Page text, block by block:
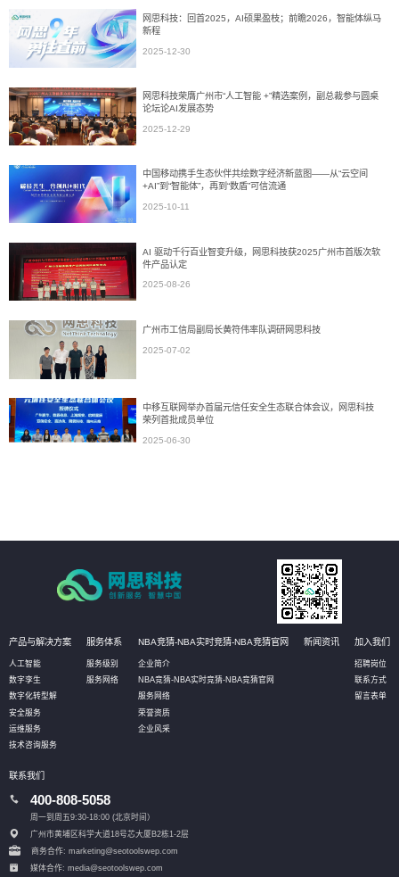
网思科技：回首2025，AI硕果盈枝；前瞻2026，智能体纵马
新程
2025-12-30
网思科技荣膺广州市“人工智能 +”精选案例，副总裁参与圆桌
论坛论AI发展态势
2025-12-29
中国移动携手生态伙伴共绘数字经济新蓝图——从“云空间
+AI”到“智能体”，再到“数盾”可信流通
2025-10-11
AI 驱动千行百业智变升级，网思科技获2025广州市首版次软
件产品认定
2025-08-26
广州市工信局副局长黄符伟率队调研网思科技
2025-07-02
中移互联网举办首届元信任安全生态联合体会议，网思科技
荣列首批成员单位
2025-06-30
产品与解决方案
人工智能
数字孪生
数字化转型解
安全服务
运维服务
技术咨询服务
服务体系
服务级别
服务网络
NBA竞猜-NBA实时竞猜-NBA竞猜官网
企业简介
NBA竞猜-NBA实时竞猜-NBA竞猜官网
服务网络
荣誉资质
企业风采
新闻资讯 加入我们
招聘岗位
联系方式
留言表单
联系我们
400-808-5058
周一到周五9:30-18:00 (北京时间）
广州市黄埔区科学大道18号芯大厦B2栋1-2层
商务合作: marketing@seotoolswep.com
媒体合作: media@seotoolswep.com